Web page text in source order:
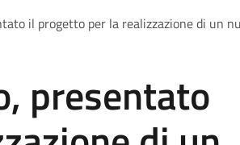
il progetto per la realizzazione di un
presentato